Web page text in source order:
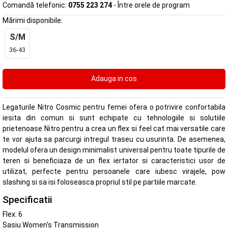
Comandă telefonic: 0755 223 274 - Între orele de program
Mărimi disponibile:
S/M
36-43
Legaturile Nitro Cosmic pentru femei ofera o potrivire confortabila
iesita din comun si sunt echipate cu tehnologiile si solutiile
prietenoase Nitro pentru a crea un flex si feel cat mai versatile care
te vor ajuta sa parcurgi intregul traseu cu usurinta. De asemenea,
modelul ofera un design minimalist universal pentru toate tipurile de
teren si beneficiaza de un flex iertator si caracteristici usor de
utilizat, perfecte pentru persoanele care iubesc virajele, pow
slashing si sa isi foloseasca propriul stil pe partiile marcate.
Specificatii
Flex: 6
Sasiu Women's Transmission